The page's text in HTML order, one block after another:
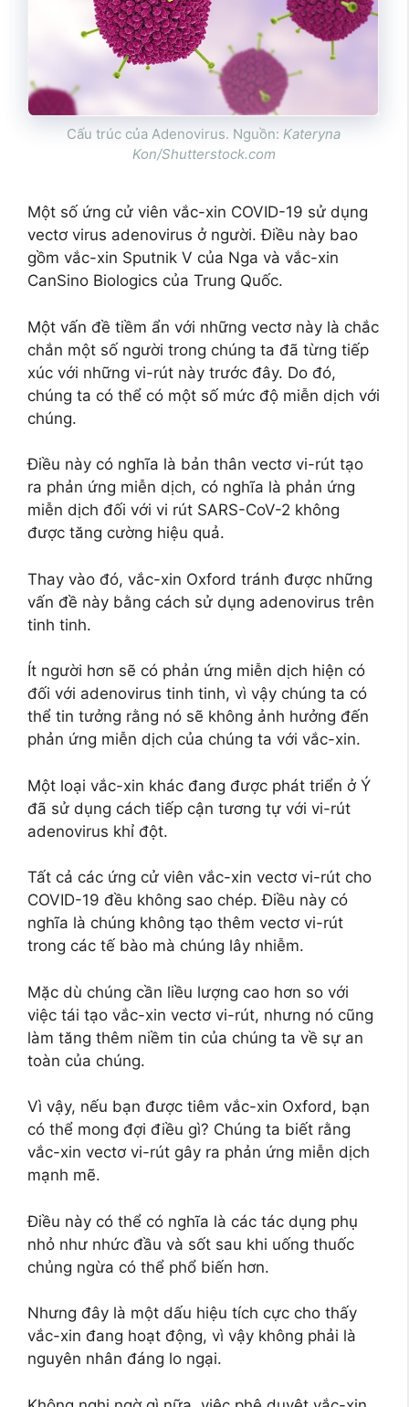
Cấu trúc của Adenovirus. Nguồn: Kateryna
Kon/Shutterstock.com
Một số ứng cử viên vắc-xin COVID-19 sử dụng
vectơ virus adenovirus ở người. Điều này bao
gồm vắc-xin Sputnik V của Nga và vắc-xin
CanSino Biologics của Trung Quốc.
Một vấn đề tiềm ẩn với những vectơ này là chắc
chắn một số người trong chúng ta đã từng tiếp
xúc với những vi-rút này trước đây. Do đó,
chúng ta có thể có một số mức độ miễn dịch với
chúng.
Điều này có nghĩa là bản thân vectơ vi-rút tạo
ra phản ứng miễn dịch, có nghĩa là phản ứng
miễn dịch đối với vi rút SARS-CoV-2 không
được tăng cường hiệu quả.
Thay vào đó, vắc-xin Oxford tránh được những
vấn đề này bằng cách sử dụng adenovirus trên
tinh tinh.
Ít người hơn sẽ có phản ứng miễn dịch hiện có
đối với adenovirus tinh tinh, vì vậy chúng ta có
thể tin tưởng rằng nó sẽ không ảnh hưởng đến
phản ứng miễn dịch của chúng ta với vắc-xin.
Một loại vắc-xin khác đang được phát triển ở Ý
đã sử dụng cách tiếp cận tương tự với vi-rút
adenovirus khỉ đột.
Tất cả các ứng cử viên vắc-xin vectơ vi-rút cho
COVID-19 đều không sao chép. Điều này có
nghĩa là chúng không tạo thêm vectơ vi-rút
trong các tế bào mà chúng lây nhiễm.
Mặc dù chúng cần liều lượng cao hơn so với
việc tái tạo vắc-xin vectơ vi-rút, nhưng nó cũng
làm tăng thêm niềm tin của chúng ta về sự an
toàn của chúng.
Vì vậy, nếu bạn được tiêm vắc-xin Oxford, bạn
có thể mong đợi điều gì? Chúng ta biết rằng
vắc-xin vectơ vi-rút gây ra phản ứng miễn dịch
mạnh mẽ.
Điều này có thể có nghĩa là các tác dụng phụ
nhỏ như nhức đầu và sốt sau khi uống thuốc
chủng ngừa có thể phổ biến hơn.
Nhưng đây là một dấu hiệu tích cực cho thấy
vắc-xin đang hoạt động, vì vậy không phải là
nguyên nhân đáng lo ngại.